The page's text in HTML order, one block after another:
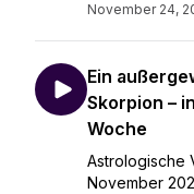
November 24,
Ein
Skorpion –
Woche
Astrologische
November